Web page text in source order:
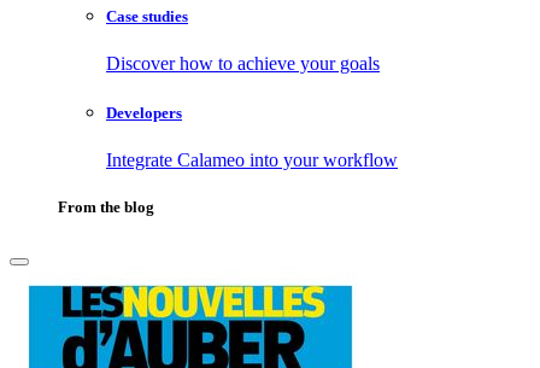
Case studies
Discover how to achieve your goals
Developers
Integrate Calameo into your workflow
From the blog